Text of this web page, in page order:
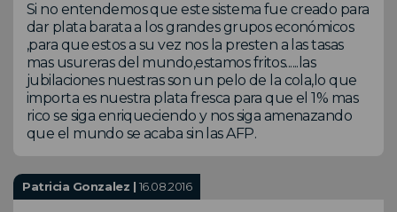
Si no entendemos que este sistema fue creado para
dar plata barata a los grandes grupos económicos
,para que estos a su vez nos la presten a las tasas
mas usureras del mundo,estamos fritos......las
jubilaciones nuestras son un pelo de la cola,lo que
importa es nuestra plata fresca para que el 1% mas
rico se siga enriqueciendo y nos siga amenazando
que el mundo se acaba sin las AFP.
Patricia Gonzalez | 16.08.2016